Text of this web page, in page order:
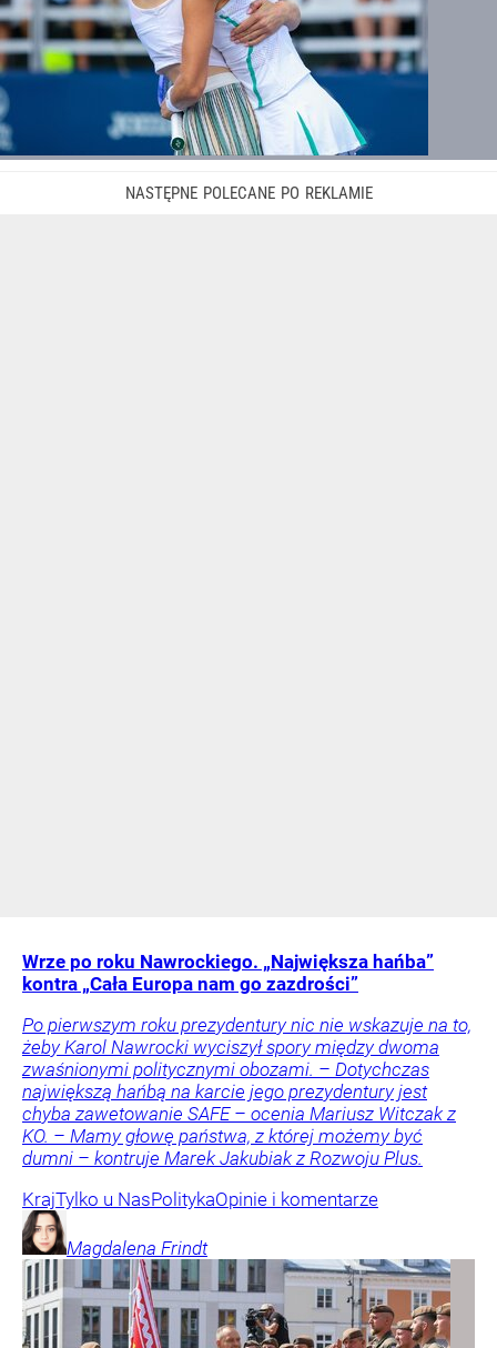
Wrze po roku Nawrockiego. „Największa hańba”
kontra „Cała Europa nam go zazdrości”
Po pierwszym roku prezydentury nic nie wskazuje na to,
żeby Karol Nawrocki wyciszył spory między dwoma
zwaśnionymi politycznymi obozami. – Dotychczas
największą hańbą na karcie jego prezydentury jest
chyba zawetowanie SAFE – ocenia Mariusz Witczak z
KO. – Mamy głowę państwa, z której możemy być
dumni – kontruje Marek Jakubiak z Rozwoju Plus.
KrajTylko u NasPolitykaOpinie i komentarze
Magdalena Frindt